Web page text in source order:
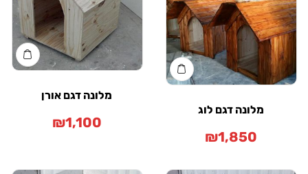
מלונה דגם לוג
₪1,850
מלונה דגם אורן
₪1,100